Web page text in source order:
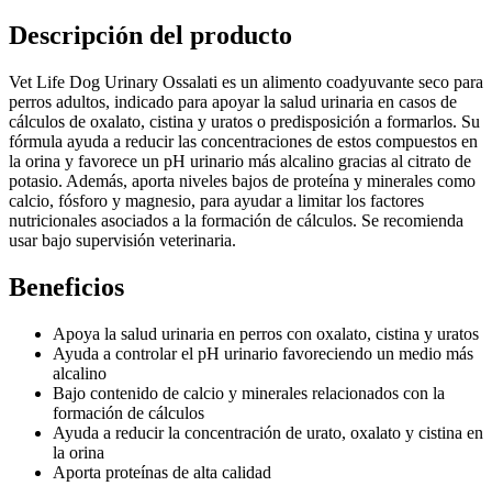
Descripción del producto
Vet Life Dog Urinary Ossalati es un alimento coadyuvante seco para
perros adultos, indicado para apoyar la salud urinaria en casos de
cálculos de oxalato, cistina y uratos o predisposición a formarlos. Su
fórmula ayuda a reducir las concentraciones de estos compuestos en
la orina y favorece un pH urinario más alcalino gracias al citrato de
potasio. Además, aporta niveles bajos de proteína y minerales como
calcio, fósforo y magnesio, para ayudar a limitar los factores
nutricionales asociados a la formación de cálculos. Se recomienda
usar bajo supervisión veterinaria.
Beneficios
Apoya la salud urinaria en perros con oxalato, cistina y uratos
Ayuda a controlar el pH urinario favoreciendo un medio más
alcalino
Bajo contenido de calcio y minerales relacionados con la
formación de cálculos
Ayuda a reducir la concentración de urato, oxalato y cistina en
la orina
Aporta proteínas de alta calidad